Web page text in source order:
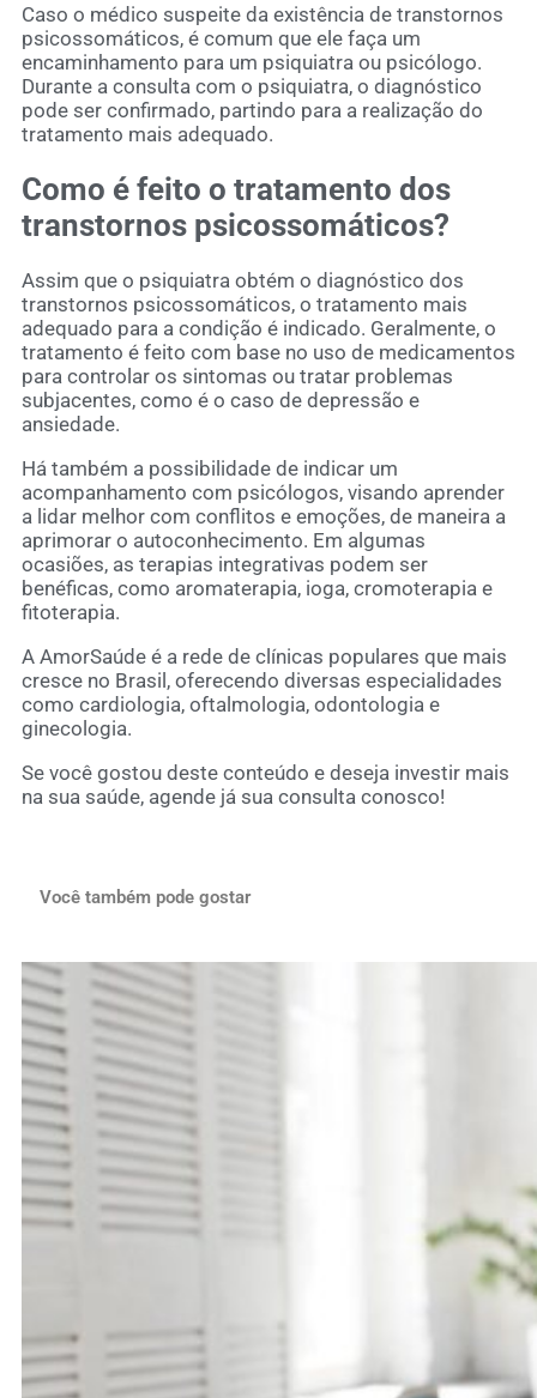
Caso o médico suspeite da existência de transtornos
psicossomáticos, é comum que ele faça um
encaminhamento para um psiquiatra ou psicólogo.
Durante a consulta com o psiquiatra, o diagnóstico
pode ser confirmado, partindo para a realização do
tratamento mais adequado.
Como é feito o tratamento dos
transtornos psicossomáticos?
Assim que o psiquiatra obtém o diagnóstico dos
transtornos psicossomáticos, o tratamento mais
adequado para a condição é indicado. Geralmente, o
tratamento é feito com base no uso de medicamentos
para controlar os sintomas ou tratar problemas
subjacentes, como é o caso de depressão e
ansiedade.
Há também a possibilidade de indicar um
acompanhamento com psicólogos, visando aprender
a lidar melhor com conflitos e emoções, de maneira a
aprimorar o autoconhecimento. Em algumas
ocasiões, as terapias integrativas podem ser
benéficas, como aromaterapia, ioga, cromoterapia e
fitoterapia.
A AmorSaúde é a rede de clínicas populares que mais
cresce no Brasil, oferecendo diversas especialidades
como cardiologia, oftalmologia, odontologia e
ginecologia.
Se você gostou deste conteúdo e deseja investir mais
na sua saúde, agende já sua consulta conosco!
Você também pode gostar